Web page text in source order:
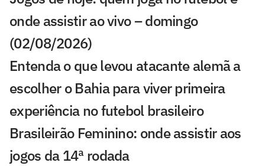
onde assistir ao vivo – domingo
(02/08/2026)
Entenda o que levou atacante alemã a
escolher o Bahia para viver primeira
experiência no futebol brasileiro
Brasileirão Feminino: onde assistir aos
jogos da 14ª rodada